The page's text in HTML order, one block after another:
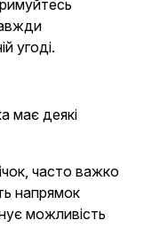
угоді.
має деякі
часто важко
напрямок
можливість